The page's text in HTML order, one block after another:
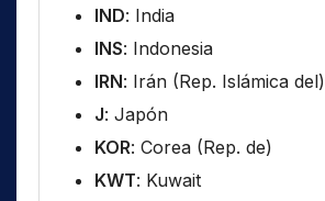
IND: India
INS: Indonesia
IRN: Irán (Rep. Islámica del)
J: Japón
KOR: Corea (Rep. de)
KWT: Kuwait